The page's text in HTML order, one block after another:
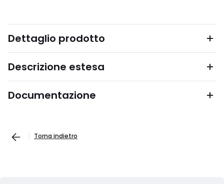
Dettaglio prodotto
Descrizione estesa
Documentazione
Torna indietro